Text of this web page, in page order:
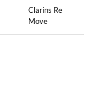
Clarins Re
Move